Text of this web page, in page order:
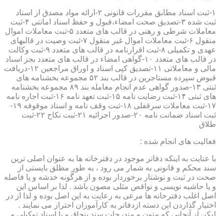
۱-ثبت اسناد مطابق مقررات قانونی ۲-ارائه مواد مصدق از اسناد
ثبت شده ۳-تصدیق صحت امضاء،قبول و حفظ اسناد امانتی ۴-ثبت
معاملات شرطی و رهنی در قالب های متعدد ۵-ثبت معاملات اموال
منقول ۶-ثبت معاملات اموال غیر منقول ۷-ثبت وصیت در قالبهای
عهدی و تکمیلی ۸-ثبت اقرارنامه در قالب های متعدد ۹-ثبت وکالت
در قالب های متعدد ۱۰-گواهی امضاء در قالب های متعدد بجز اسناد
مالی و معاملاتی ۱۱-تصدیق کپی اسناد و اوراق مراجعین ۱۲-دریافت
قبوض سپرده مستاجرین در قالب بند ۵۲ مجموعه بخشنامه های
ثبتی ۱۳-صدور گواهی عدم انجام معامله بند ۸۹ مجموعه بخشنامه
های ثبتی ۱۴-ثبت رضایت نامه ۱۵-ثبت تعهد نامه ۱۶-ثبت اجاره نامه
۱۷-ثبت معاملات سرقفلی ۱۸-ثبت وقف نامه و اسناد موقوفه ۱۹-
ثبت اسناد ضمانت نامه ۲۰-صدور اجرائیه ۲۱-ثبت نکاح ۲۲-ثبت
طلاق
فعالیت های انجام شده :
با عنایت به اینکه دفاتر موجود در دفترخانه ها به عنوان اصلی ترین
سند محکم و قانونی به شمار می رود ، به طور مطلق بایستی از
صحت در ثبت و نوشتار برخوردار بوده و از هرگونه خدشه و یا فاصله
و یا حاشیه نویسی و نواقص مثلی مصون باشد . لذا بر اساس این
اصل اغلب دفترخانه ها مرعی به رعایت به این اصل بوده و لذا از در
اختیار گذاردن این دسته ازدفاتر به کارآموزان احتراز می نمایند .
لیکن از آنجایی که متون و مندرجات سند بنچاق و یا اسناد توکیلی و